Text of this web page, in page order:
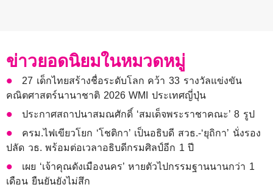
ข่าวยอดนิยมในหมวดหมู่
27 เด็กไทยสร้างชื่อระดับโลก คว้า 33 รางวัลแข่งขัน
คณิตศาสตร์นานาชาติ 2026 WMI ประเทศญี่ปุ่น
ประกาศสถาปนาสมณศักดิ์ ‘สมเด็จพระราชาคณะ’ 8 รูป
ครม.ไฟเขียวโยก ‘โชติกา’ เป็นอธิบดี สวธ.-‘ยุถิกา’ นั่งรอง
ปลัด วธ. พร้อมต่อเวลาอธิบดีกรมศิลป์อีก 1 ปี
เผย ‘เจ้าคุณดังเมืองนคร’ หายตัวไปกรรมฐานนานกว่า 1
เดือน ยืนยันยังไม่สึก